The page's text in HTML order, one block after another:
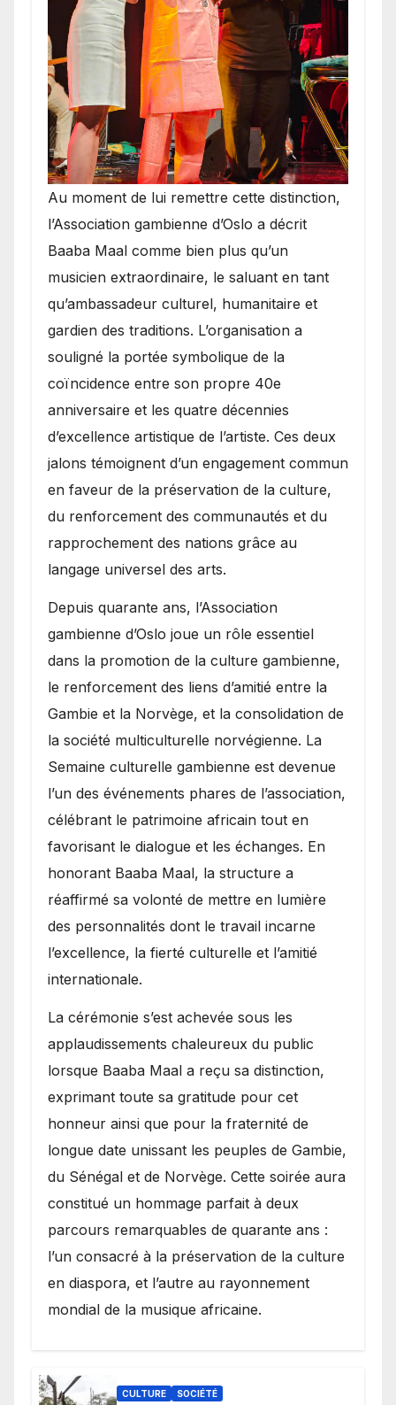
​Au moment de lui remettre cette distinction,
l’Association gambienne d’Oslo a décrit
Baaba Maal comme bien plus qu’un
musicien extraordinaire, le saluant en tant
qu’ambassadeur culturel, humanitaire et
gardien des traditions. L’organisation a
souligné la portée symbolique de la
coïncidence entre son propre 40e
anniversaire et les quatre décennies
d’excellence artistique de l’artiste. Ces deux
jalons témoignent d’un engagement commun
en faveur de la préservation de la culture,
du renforcement des communautés et du
rapprochement des nations grâce au
langage universel des arts.
​Depuis quarante ans, l’Association
gambienne d’Oslo joue un rôle essentiel
dans la promotion de la culture gambienne,
le renforcement des liens d’amitié entre la
Gambie et la Norvège, et la consolidation de
la société multiculturelle norvégienne. La
Semaine culturelle gambienne est devenue
l’un des événements phares de l’association,
célébrant le patrimoine africain tout en
favorisant le dialogue et les échanges. En
honorant Baaba Maal, la structure a
réaffirmé sa volonté de mettre en lumière
des personnalités dont le travail incarne
l’excellence, la fierté culturelle et l’amitié
internationale.
​La cérémonie s’est achevée sous les
applaudissements chaleureux du public
lorsque Baaba Maal a reçu sa distinction,
exprimant toute sa gratitude pour cet
honneur ainsi que pour la fraternité de
longue date unissant les peuples de Gambie,
du Sénégal et de Norvège. Cette soirée aura
constitué un hommage parfait à deux
parcours remarquables de quarante ans :
l’un consacré à la préservation de la culture
en diaspora, et l’autre au rayonnement
mondial de la musique africaine.
CULTURE SOCIÉTÉ